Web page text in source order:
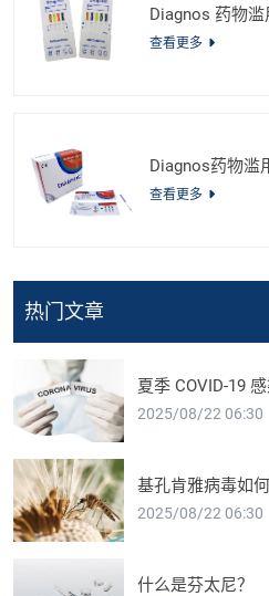
Diagnos 药物
查看更多
Diagnos药物滥
查看更多
热门文章
夏季 COVID-19
2025/08/22 06:30
基孔肯雅病毒如何
2025/08/22 06:30
什么是芬太尼？